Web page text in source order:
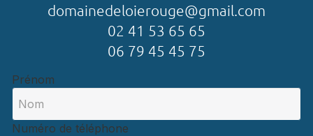
domainedeloierouge@gmail.com
02 41 53 65 65
06 79 45 45 75
Prénom
Numéro de téléphone